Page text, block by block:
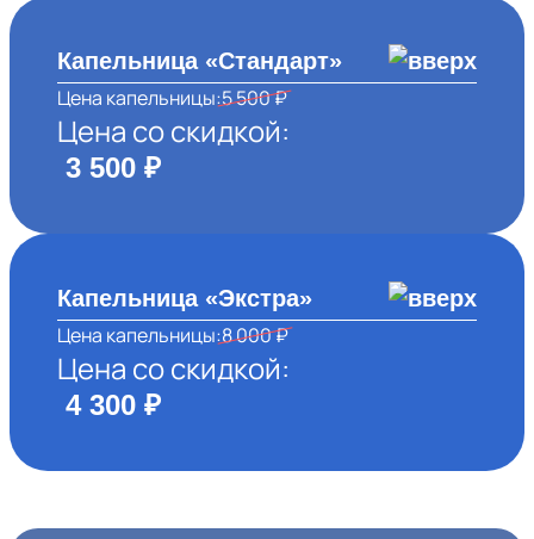
Капельница «Стандарт»
Цена капельницы:5 500 ₽
Цена со скидкой:
3 500 ₽
Капельница «Экстра»
Цена капельницы:8 000 ₽
Цена со скидкой:
4 300 ₽